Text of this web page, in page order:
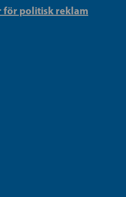
för politisk reklam